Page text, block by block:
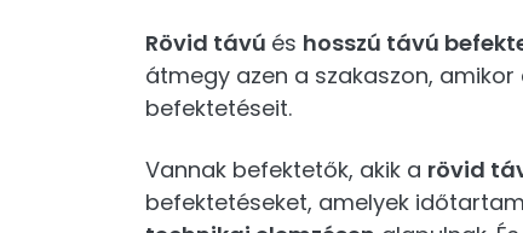
Rövid távú és hosszú távú
átmegy azen a szakaszon,
befektetéseit.
Vannak befektetők, akik a rövid
befektetéseket, amelyek